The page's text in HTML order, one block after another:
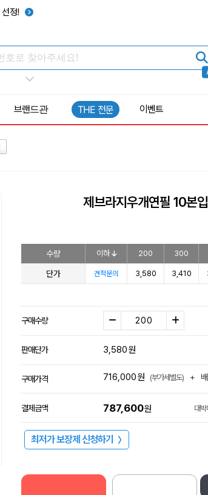
선정!
브랜드관 THE 전문 이벤트
제브라지우개연필 10본
수량 이하 200 300
단가 견적문의 3,580 3,410
구매수량
판매단가 3,580원
구매가격 716,000원 (부가세별도) +
결제금액 787,600원 대
최저가 보장제 신청하기 〉